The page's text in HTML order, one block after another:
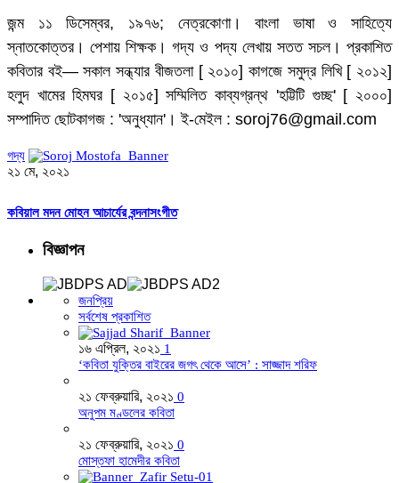
জন্ম ১১ ডিসেম্বর, ১৯৭৬; নেত্রকোণা। বাংলা ভাষা ও সাহিত্যে
স্নাতকোত্তর। পেশায় শিক্ষক। গদ্য ও পদ্য লেখায় সতত সচল। প্রকাশিত
কবিতার বই— সকাল সন্ধ্যার বীজতলা [ ২০১০] কাগজে সমুদ্র লিখি [ ২০১২]
হলুদ খামের হিমঘর [ ২০১৫] সম্মিলিত কাব্যগ্রন্থ 'হট্টিটি গুচ্ছ' [ ২০০০]
সম্পাদিত ছোটকাগজ : 'অনুধ্যান'। ই-মেইল : soroj76@gmail.com
গদ্য
২১ মে, ২০২১
কবিয়াল মদন মোহন আচার্যের বন্দনাসংগীত
বিজ্ঞাপন
জনপ্রিয়
সর্বশেষ প্রকাশিত
১৬ এপ্রিল, ২০২১ 1
‘কবিতা যুক্তির বাইরের জগৎ থেকে আসে’ : সাজ্জাদ শরিফ
২১ ফেব্রুয়ারি, ২০২১ 0
অনুপম মণ্ডলের কবিতা
২১ ফেব্রুয়ারি, ২০২১ 0
মোস্তফা হামেদীর কবিতা